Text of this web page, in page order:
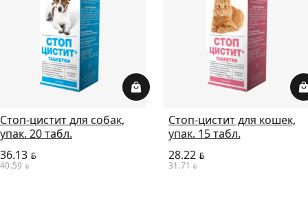
Стоп-цистит для собак,
упак. 20 табл.
36.13 BYN
40.59 BYN
Стоп-цистит для кошек,
упак. 15 табл.
28.22 BYN
31.71 BYN